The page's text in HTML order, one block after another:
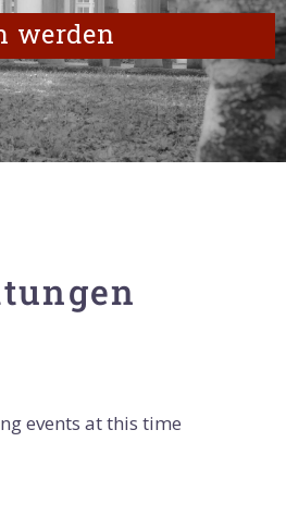
werden
events at this time